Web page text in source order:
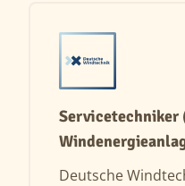
Deutsche